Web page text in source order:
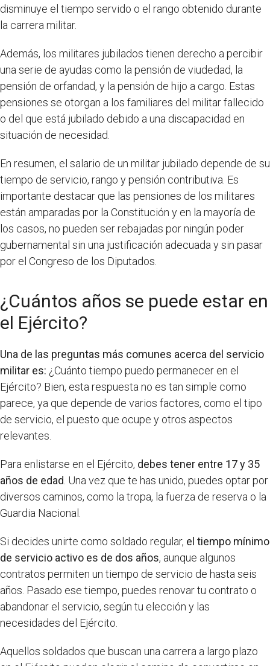
disminuye el tiempo servido o el rango obtenido durante
la carrera militar.
Además, los militares jubilados tienen derecho a percibir
una serie de ayudas como la pensión de viudedad, la
pensión de orfandad, y la pensión de hijo a cargo. Estas
pensiones se otorgan a los familiares del militar fallecido
o del que está jubilado debido a una discapacidad en
situación de necesidad.
En resumen, el salario de un militar jubilado depende de su
tiempo de servicio, rango y pensión contributiva. Es
importante destacar que las pensiones de los militares
están amparadas por la Constitución y en la mayoría de
los casos, no pueden ser rebajadas por ningún poder
gubernamental sin una justificación adecuada y sin pasar
por el Congreso de los Diputados.
¿Cuántos años se puede estar en
el Ejército?
Una de las preguntas más comunes acerca del servicio
militar es: ¿Cuánto tiempo puedo permanecer en el
Ejército? Bien, esta respuesta no es tan simple como
parece, ya que depende de varios factores, como el tipo
de servicio, el puesto que ocupe y otros aspectos
relevantes.
Para enlistarse en el Ejército, debes tener entre 17 y 35
años de edad . Una vez que te has unido, puedes optar por
diversos caminos, como la tropa, la fuerza de reserva o la
Guardia Nacional.
Si decides unirte como soldado regular, el tiempo mínimo
de servicio activo es de dos años, aunque algunos
contratos permiten un tiempo de servicio de hasta seis
años. Pasado ese tiempo, puedes renovar tu contrato o
abandonar el servicio, según tu elección y las
necesidades del Ejército.
Aquellos soldados que buscan una carrera a largo plazo